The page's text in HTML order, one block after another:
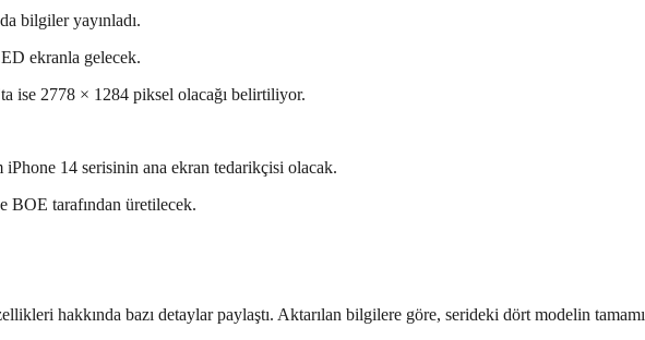
bilgiler yayınladı.
ekranla gelecek.
ise 2778 × 1284 piksel olacağı belirtiliyor.
14 serisinin ana ekran tedarikçisi olacak.
BOE tarafından üretilecek.
hakkında bazı detaylar paylaştı. Aktarılan bilgilere göre, serideki dört modelin tamamı